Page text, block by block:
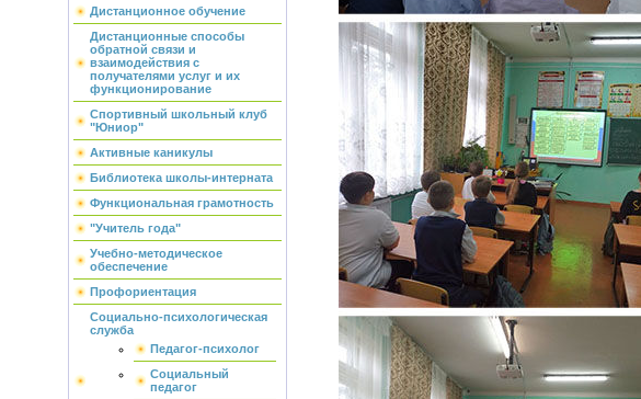
Дистанционное обучение
Дистанционные способы
обратной связи и
взаимодействия с
получателями услуг и их
функционирование
Спортивный школьный клуб
"Юниор"
Активные каникулы
Библиотека школы-интерната
Функциональная грамотность
"Учитель года"
Учебно-методическое
обеспечение
Профориентация
Социально-психологическая
служба
Педагог-психолог
Социальный
педагог